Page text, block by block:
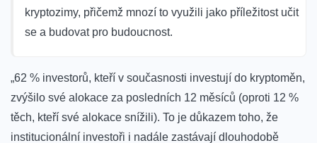
kryptozimy, přičemž mnozí to využili jako příležitost učit
se a budovat pro budoucnost.
„62 % investorů, kteří v současnosti investují do kryptoměn,
zvýšilo své alokace za posledních 12 měsíců (oproti 12 %
těch, kteří své alokace snížili). To je důkazem toho, že
institucionální investoři i nadále zastávají dlouhodobě